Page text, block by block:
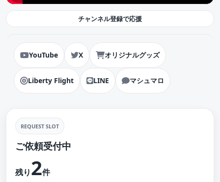
チャンネル登録で応援
YouTube X オリジナルグッズ
Liberty Flight LINE マシュマロ
REQUEST SLOT
ご依頼受付中
残り2件